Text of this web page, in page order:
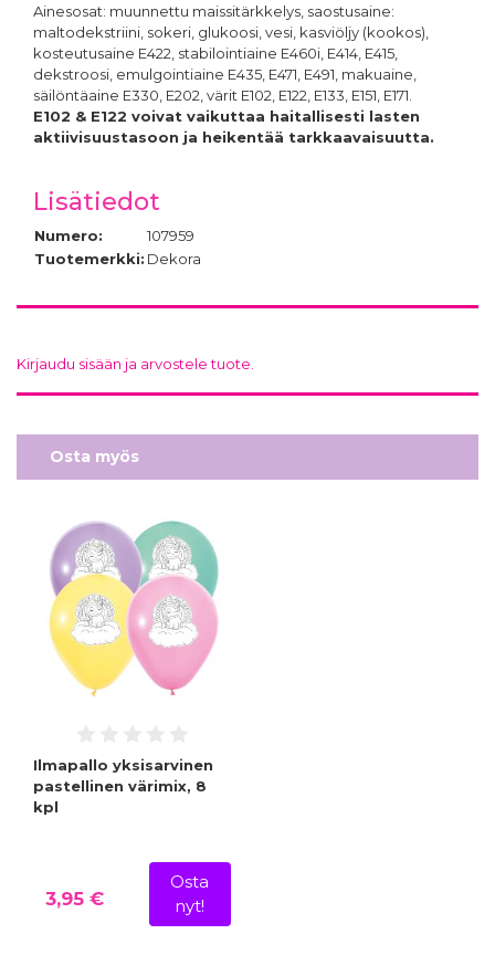
Ainesosat: muunnettu maissitärkkelys, saostusaine:
maltodekstriini, sokeri, glukoosi, vesi, kasviöljy (kookos),
kosteutusaine E422, stabilointiaine E460i, E414, E415,
dekstroosi, emulgointiaine E435, E471, E491, makuaine,
säilöntäaine E330, E202, värit E102, E122, E133, E151, E171.
E102 & E122 voivat vaikuttaa haitallisesti lasten
aktiivisuustasoon ja heikentää tarkkaavaisuutta.
Lisätiedot
Numero:
107959
Tuotemerkki: Dekora
Kirjaudu sisään ja arvostele tuote.
Osta myös
Ilmapallo yksisarvinen
pastellinen värimix, 8
kpl
3,95 €
Osta
nyt!